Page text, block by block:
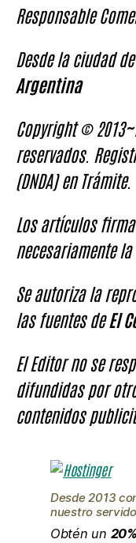
Responsable
Desde la ciudad de
Argentina
Copyright ©
reservados.
(DNDA) en Trámite.
Los artículos
necesariamente
Se autoriza la
las fuentes deEl
El Editor no se
difundidas por
contenidos
Desde 2013
nuestro
Obtén un